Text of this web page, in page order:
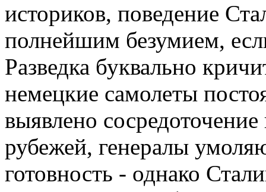
историков, поведение
полнейшим безумием,
Разведка буквально
немецкие самолеты
выявлено
рубежей, генералы
готовность - однако